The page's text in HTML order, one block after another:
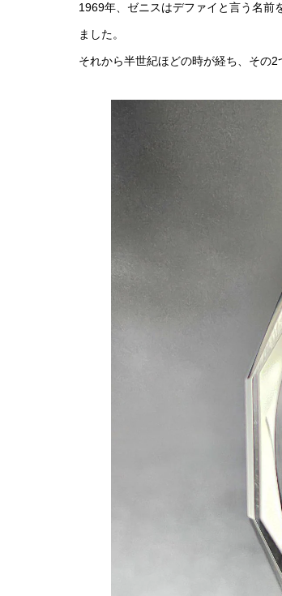
1969年、ゼニスはデファイと言う名前
ました。
それから半世紀ほどの時が経ち、その2